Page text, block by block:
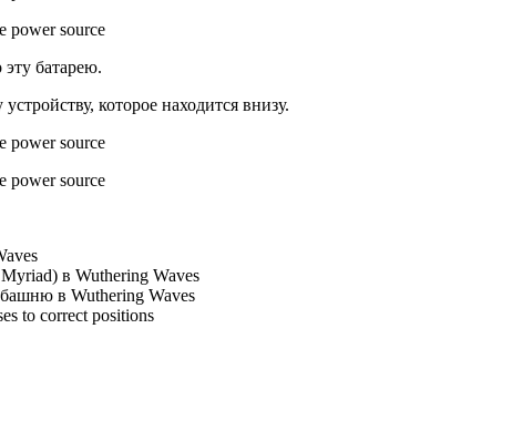
эту батарею.
которое находится внизу.
в Wuthering Waves
в Wuthering Waves
to correct positions